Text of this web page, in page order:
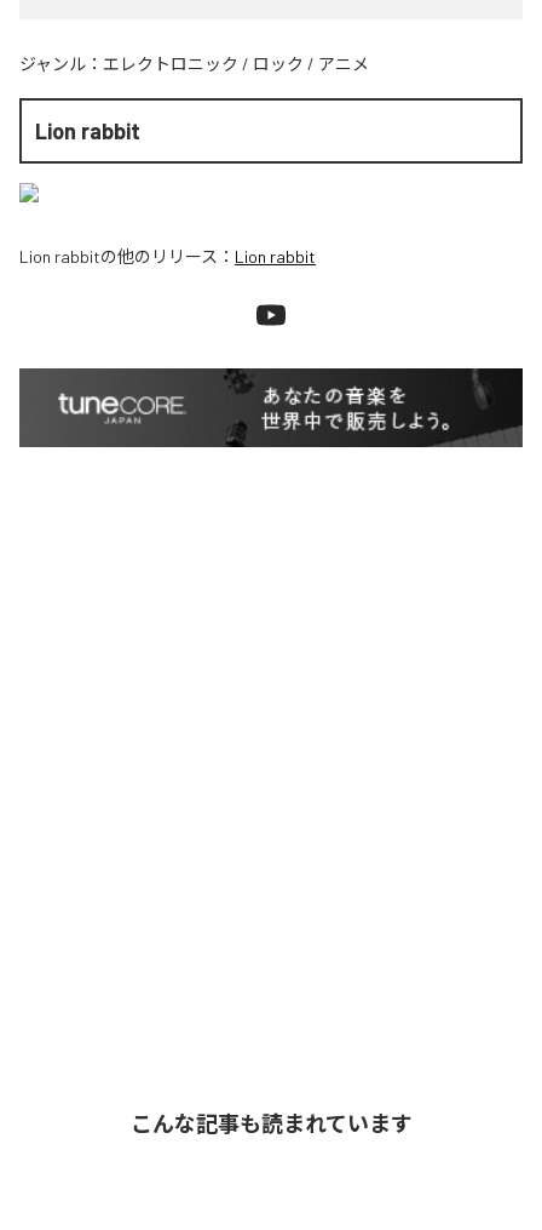
ジャンル： エレクトロニック / ロック / アニメ
Lion rabbit
Lion rabbitの他のリリース： Lion rabbit
こんな記事も読まれています